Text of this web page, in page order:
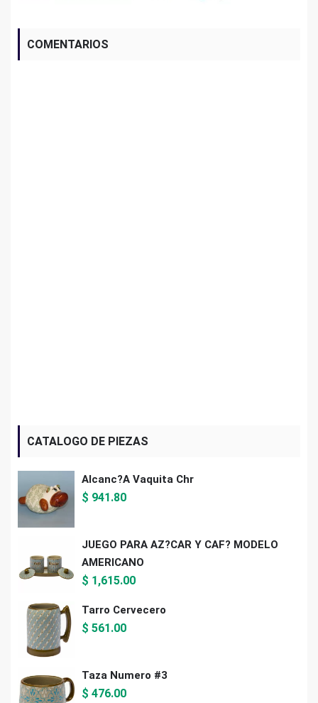
COMENTARIOS
CATALOGO DE PIEZAS
Alcanc?a Vaquita Chr
$ 941.80
JUEGO PARA AZ?CAR Y CAF? MODELO
AMERICANO
$ 1,615.00
Tarro Cervecero
$ 561.00
Taza Numero #3
$ 476.00